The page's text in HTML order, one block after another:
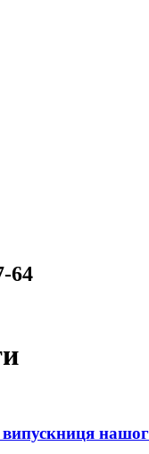
64
випускниця